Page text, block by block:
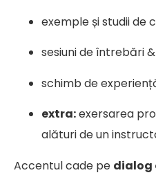
exemple și studii de
sesiuni de întrebări
schimb de
extra:exersarea
alături de un
Accentul cade pe dialog